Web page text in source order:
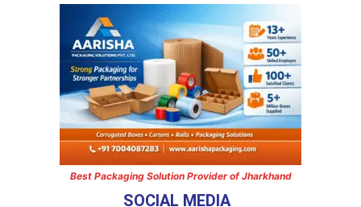
Best Packaging Solution Provider of Jharkhand
SOCIAL MEDIA